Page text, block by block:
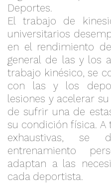
Deportes.
El trabajo de
universitarios
en el rendimiento
general de las y los
trabajo kinésico, se
con las y los
lesiones y acelerar
de sufrir una de
su condición física. A
exhaustivas, se
entrenamiento
adaptan a las
cada deportista.